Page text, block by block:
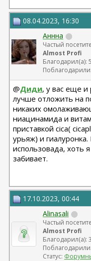
08.04.2023, 16:30
Аннна
Частый
Almost Profi
Благодарил(а):
@Диди, у вас еще и
лучше отложить на
никаких
ниацинамида и
приставкой cica(
урьяж) и
использовада, хоть
забивает.
17.10.2023, 00:44
Alinasali
Частый
Almost Profi
Благодарил(а):
Статус: